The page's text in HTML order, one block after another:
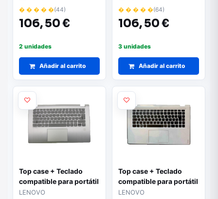
5CB0N98641
� � � � �(44)
106,50 €
2 unidades
Añadir al carrito
oscuro 5CB0R08477
� � � � �(64)
106,50 €
3 unidades
Añadir al carrito
Top case + Teclado
compatible para portátil
LENOVO 530-14IKB
LENOVO
Top case + Teclado
compatible para portátil
LENOVO 700-14ISK
LENOVO